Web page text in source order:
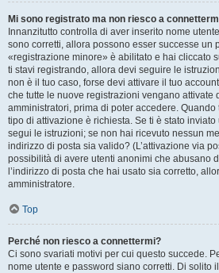
Mi sono registrato ma non riesco a
Innanzitutto controlla di aver inserito nome
sono corretti, allora possono esser successe un
«registrazione minore» è abilitato e hai cliccato
ti stavi registrando, allora devi seguire le
non è il tuo caso, forse devi attivare il tuo
che tutte le nuove registrazioni vengano attivate
amministratori, prima di poter accedere.
tipo di attivazione è richiesta. Se ti è stato
segui le istruzioni; se non hai ricevuto nessun
indirizzo di posta sia valido? (L’attivazione via
possibilità di avere utenti anonimi che abusano
l’indirizzo di posta che hai usato sia corretto,
amministratore.
Top
Perché non riesco a connettermi?
Ci sono svariati motivi per cui questo succede.
nome utente e password siano corretti. Di solito